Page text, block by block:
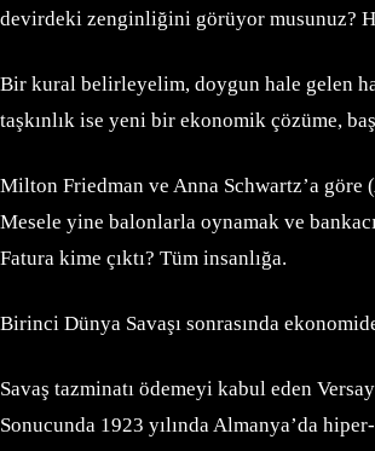
devirdeki zenginliğini görüyor musunuz?
Bir kural belirleyelim, doygun hale gelen
taşkınlık ise yeni bir ekonomik çözüme,
Milton Friedman ve Anna Schwartz’a göre (
Mesele yine balonlarla oynamak ve
Fatura kime çıktı? Tüm insanlığa.
Birinci Dünya Savaşı sonrasında
Savaş tazminatı ödemeyi kabul eden
Sonucunda 1923 yılında Almanya’da